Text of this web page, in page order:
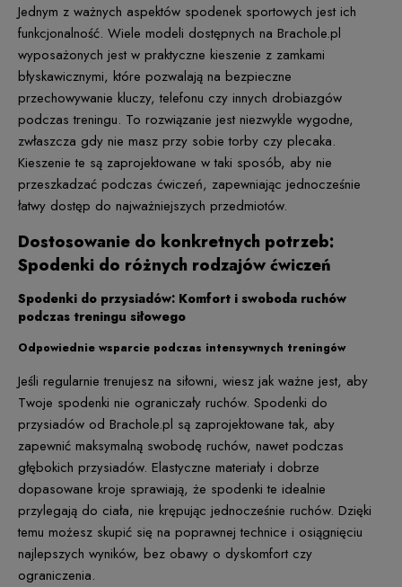
Jednym z ważnych aspektów spodenek sportowych jest ich
funkcjonalność. Wiele modeli dostępnych na Brachole.pl
wyposażonych jest w praktyczne kieszenie z zamkami
błyskawicznymi, które pozwalają na bezpieczne
przechowywanie kluczy, telefonu czy innych drobiazgów
podczas treningu. To rozwiązanie jest niezwykle wygodne,
zwłaszcza gdy nie masz przy sobie torby czy plecaka.
Kieszenie te są zaprojektowane w taki sposób, aby nie
przeszkadzać podczas ćwiczeń, zapewniając jednocześnie
łatwy dostęp do najważniejszych przedmiotów.
Dostosowanie do konkretnych potrzeb:
Spodenki do różnych rodzajów ćwiczeń
Spodenki do przysiadów: Komfort i swoboda ruchów
podczas treningu siłowego
Odpowiednie wsparcie podczas intensywnych treningów
Jeśli regularnie trenujesz na siłowni, wiesz jak ważne jest, aby
Twoje spodenki nie ograniczały ruchów. Spodenki do
przysiadów od Brachole.pl są zaprojektowane tak, aby
zapewnić maksymalną swobodę ruchów, nawet podczas
głębokich przysiadów. Elastyczne materiały i dobrze
dopasowane kroje sprawiają, że spodenki te idealnie
przylegają do ciała, nie krępując jednocześnie ruchów. Dzięki
temu możesz skupić się na poprawnej technice i osiągnięciu
najlepszych wyników, bez obawy o dyskomfort czy
ograniczenia.